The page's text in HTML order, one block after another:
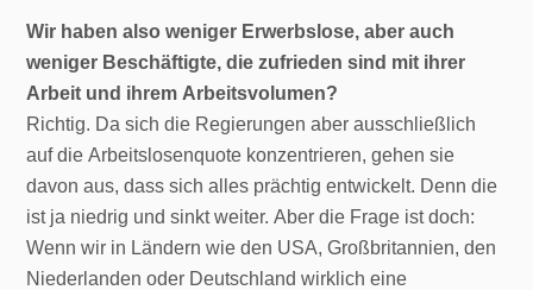
Wir haben also weniger Erwerbslose, aber auch
weniger Beschäftigte, die zufrieden sind mit ihrer
Arbeit und ihrem Arbeitsvolumen?
Richtig. Da sich die Regierungen aber ausschließlich
auf die Arbeitslosenquote konzentrieren, gehen sie
davon aus, dass sich alles prächtig entwickelt. Denn die
ist ja niedrig und sinkt weiter. Aber die Frage ist doch:
Wenn wir in Ländern wie den USA, Großbritannien, den
Niederlanden oder Deutschland wirklich eine